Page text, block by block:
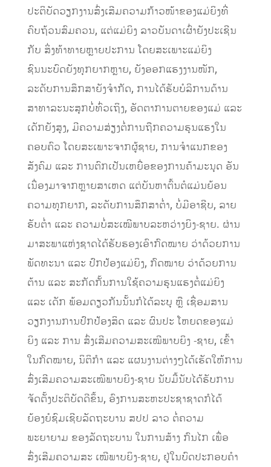
ປະຕິບັດວຽກງານສົ່ງເສີມຄວາມກ້າວໜ້າຂອງແມ່ຍິງທີ່
ຄົບຖ້ວນສົມຄວນ, ແຕ່ແມ່ຍິງ ລາວບັນດາເຜົ່າຍັງປະເຊີນ
ກັບ ສິ່ງທ້າທາຍຫຼາຍປະການ ໂດຍສະເພາະແມ່ຍິງ
ຊົນນະບົດຍັງທຸກຍາກຫຼາຍ, ຍັງອອກແຮງງານໜັກ,
ລະດັບການສຶກສາຍັງຈຳກັດ, ການໄດ້ຮັບບໍລິການດ້ານ
ສາທາລະນະສຸກບໍ່ທົ່ວເຖິງ, ອັດຕາການຕາຍຂອງແມ່ ແລະ
ເດັກຍັງສູງ, ມີຄວາມສ່ຽງຕໍ່ການຖືກຄວາມຮຸນແຮງໃນ
ຄອບຄົວ ໂດຍສະເພາະຈາກຜູ້ຊາຍ, ການຈຳແນກຂອງ
ສັງຄົມ ແລະ ການຕົກເປັນເຫຍື່ອຂອງການຄ້າມະນຸດ ອັນ
ເນື່ອງມາຈາກຫຼາຍສາເຫດ ແຕ່ບັນຫາຕົ້ນຕໍແມ່ນຍ້ອນ
ຄວາມທຸກຍາກ, ລະດັບການສຶກສາຕໍ່າ, ບໍ່ມີອາຊີບ, ລາຍ
ຮັບຕໍ່າ ແລະ ຄວາມບໍ່ສະເໝີພາບລະຫວ່າງຍິງ-ຊາຍ. ຜ່ານ
ມາສະພາແຫ່ງຊາດໄດ້ຮັບຮອງເອົາກົດໝາຍ ວ່າດ້ວຍການ
ພັດທະນາ ແລະ ປົກປ້ອງແມ່ຍິງ, ກົດໝາຍ ວ່າດ້ວຍການ
ຕ້ານ ແລະ ສະກັດກັ້ນການໃຊ້ຄວາມຮຸນແຮງຕໍ່ແມ່ຍິງ
ແລະ ເດັກ ພ້ອມດຽວກັນນັ້ນກໍໄດ້ລະບຸ ຫຼື ເຊື່ອມສານ
ວຽກງານການປົກປ້ອງສິດ ແລະ ຜົນປະ ໂຫຍດຂອງແມ່
ຍິງ ແລະ ການ ສົ່ງເສີມຄວາມສະເໝີພາບຍິງ -ຊາຍ, ເຂົ້າ
ໃນກົດໝາຍ, ນິຕິກຳ ແລະ ແຜນງານຕ່າງໆໄດ້ເຮັດໃຫ້ການ
ສົ່ງເສີມຄວາມສະເໝີພາບຍິງ-ຊາຍ ນັບມື້ນັບໄດ້ຮັບການ
ຈັດຕັ້ງປະຕິບັດດີຂຶ້ນ, ອົງການສະຫະປະຊາຊາດກໍໄດ້
ຍ້ອງຍໍຊົມເຊີຍລັດຖະບານ ສປປ ລາວ ຕໍ່ຄວາມ
ພະຍາຍາມ ຂອງລັດຖະບານ ໃນການສ້າງ ກົນໄກ ເພື່ອ
ສົ່ງເສີມຄວາມສະ ເໝີພາບຍິງ-ຊາຍ, ຢູ່ໃນບົດປະກອບຄຳ